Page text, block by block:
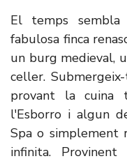
El temps
fabulosa finca
un burg medieval,
celler.
provant la cuina
l'Esborro i algun
Spa o simplement
infinita.